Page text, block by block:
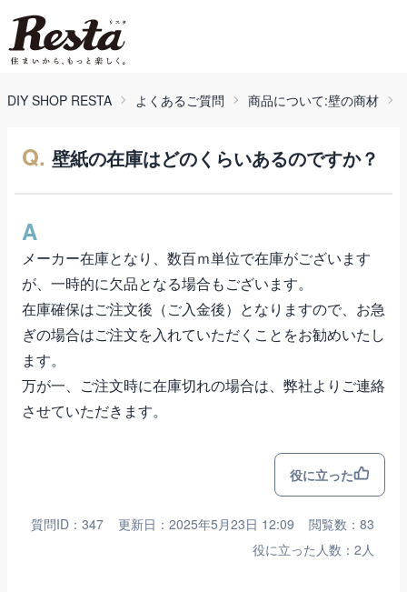
DIY SHOP RESTA よくあるご質問 商品について:壁の商材
Q. 壁紙の在庫はどのくらいあるのですか？
A
メーカー在庫となり、数百ｍ単位で在庫がございます
が、一時的に欠品となる場合もございます。
在庫確保はご注文後（ご入金後）となりますので、お急
ぎの場合はご注文を入れていただくことをお勧めいたし
ます。
万が一、ご注文時に在庫切れの場合は、弊社よりご連絡
させていただきます。
役に立った
質問ID：347 更新日：2025年5月23日 12:09
閲覧数：83
役に立った人数：2人